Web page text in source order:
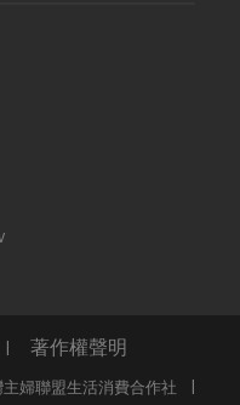
著作權聲明
婦聯盟生活消費合作社 |